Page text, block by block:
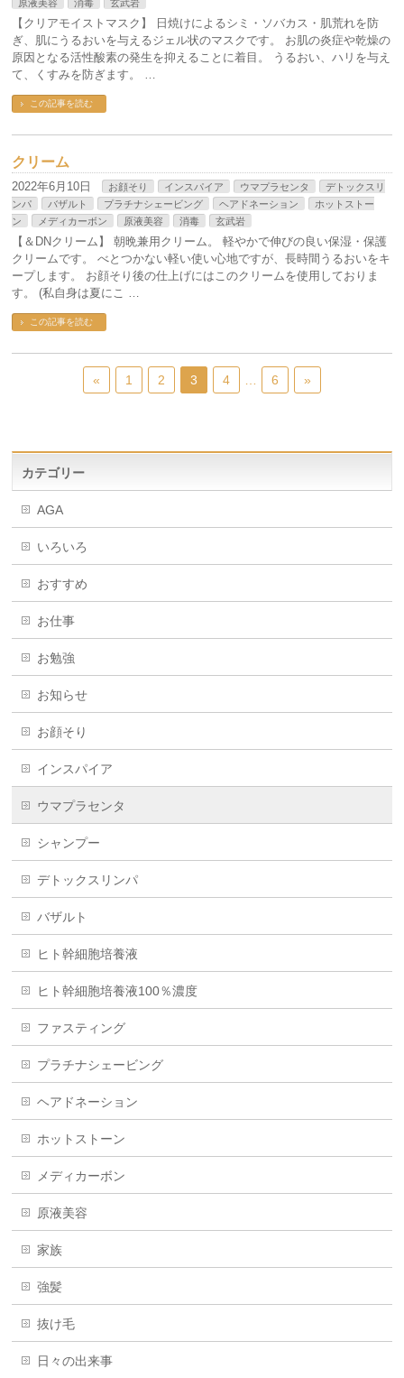
原液美容
消毒 玄武岩
【クリアモイストマスク】 日焼けによるシミ・ソバカス・肌荒れを防
ぎ、肌にうるおいを与えるジェル状のマスクです。 お肌の炎症や乾燥の
原因となる活性酸素の発生を抑えることに着目。 うるおい、ハリを与え
て、くすみを防ぎます。 …
この記事を読む
クリーム
2022年6月10日 お顔そり インスパイア ウマプラセンタ
デトックスリ
ンパ
バザルト プラチナシェービング ヘアドネーション
ホットストー
ン
メディカーボン 原液美容 消毒 玄武岩
【＆DNクリーム】 朝晩兼用クリーム。 軽やかで伸びの良い保湿・保護
クリームです。 べとつかない軽い使い心地ですが、長時間うるおいをキ
ープします。 お顔そり後の仕上げにはこのクリームを使用しておりま
す。 (私自身は夏にこ …
この記事を読む
« 1 2 3 4 6 »
カテゴリー
AGA
いろいろ
おすすめ
お仕事
お勉強
お知らせ
お顔そり
インスパイア
ウマプラセンタ
シャンプー
デトックスリンパ
バザルト
ヒト幹細胞培養液
ヒト幹細胞培養液100％濃度
ファスティング
プラチナシェービング
ヘアドネーション
ホットストーン
メディカーボン
原液美容
家族
強髪
抜け毛
日々の出来事